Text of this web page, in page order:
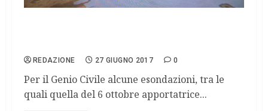
REDAZIONE 27 GIUGNO 2017 0
Per il Genio Civile alcune esondazioni, tra le
quali quella del 6 ottobre apportatrice...